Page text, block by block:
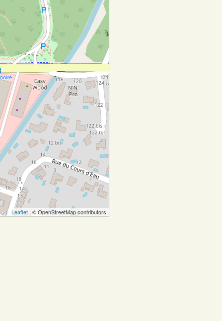
Leaflet| © OpenStreetMap contributors